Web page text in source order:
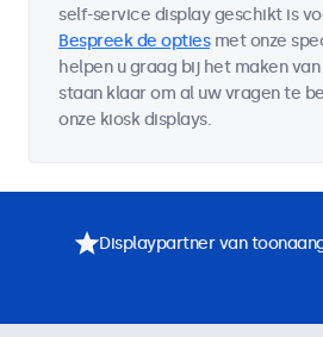
self-service display geschikt is
Bespreek de optiesmet onze
helpen u graag bij het maken
staan klaar om al uw vragen te
onze kiosk displays.
Displaypartner van